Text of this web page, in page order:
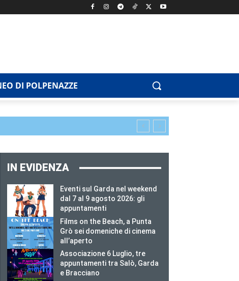
DI POLPENAZZE
IN EVIDENZA
Eventi sul Garda nel weekend
dal 7 al 9 agosto 2026: gli
appuntamenti
Films on the Beach, a Punta
Grò sei domeniche di cinema
all’aperto
Associazione 6 Luglio, tre
appuntamenti tra Salò, Garda
e Bracciano